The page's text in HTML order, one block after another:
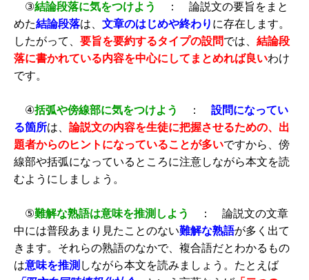
③結論段落に気をつけよう
： 論説文の要旨をまと
めた結論段落は、 文章のはじめや終わり に存在します。
したがって、 要旨を要約するタイプの設問では、 結論段
落に書かれている内容を中心にしてまとめれば良いわけ
です。
④括弧や傍線部に気をつけよう ： 設問になってい
る箇所は、 論説文の内容を生徒に把握させるための、出
題者からのヒントになっていることが多いですから、傍
線部や括弧になっているところに注意しながら本文を読
むようにしましょう。
⑤難解な熟語は意味を推測しよう
： 論説文の文章
中には普段あまり見たことのない難解な熟語が多く出て
きます。それらの熟語のなかで、複合語だとわかるもの
は意味を推測 しながら本文を読みましょう。たとえば